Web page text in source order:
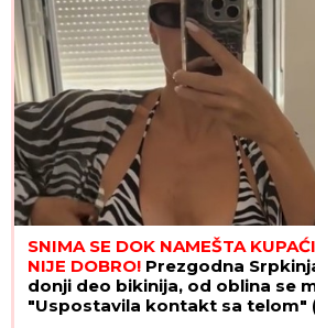
SNIMA SE DOK NAMEŠTA
NIJE DOBRO! Prezgodna
donji deo bikinija, od oblina se
"Uspostavila kontakt sa telom"